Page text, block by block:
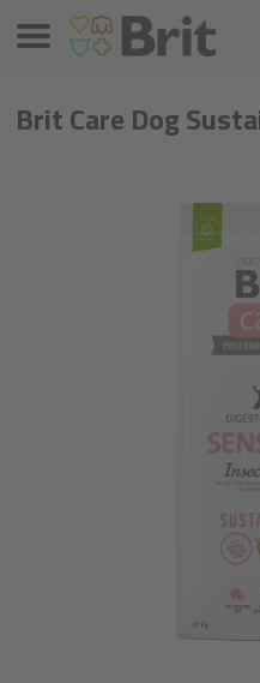
Brit Care Dog
Meniu